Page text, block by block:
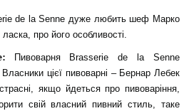
de la Senne дуже любить шеф Марко
про його особливості.
Пивоварня Brasserie de la Senne
цієї пивоварні – Бернар Лебек
якщо йдеться про пивоваріння,
свій власний пивний стиль, таке